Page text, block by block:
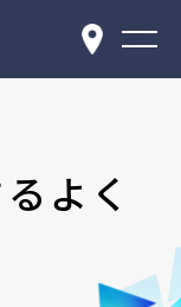
よく